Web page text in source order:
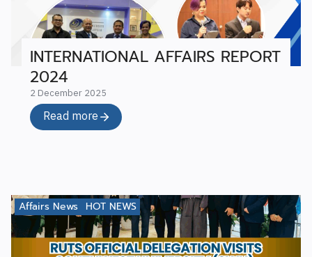
INTERNATIONAL AFFAIRS REPORT
2024
2 December 2025
Read more
Affairs News HOT NEWS